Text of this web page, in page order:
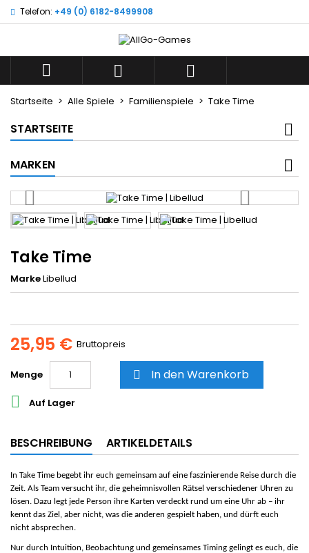
Telefon: +49 (0) 6182-8499908
  
Startseite Alle Spiele Familienspiele Take Time
STARTSEITE
MARKEN
Take Time
MarkeLibellud
25,95 € Bruttopreis
Menge  In den Warenkorb
 Auf Lager
BESCHREIBUNG ARTIKELDETAILS
In Take Time begebt ihr euch gemeinsam auf eine faszinierende Reise durch die
Zeit. Als Team versucht ihr, die geheimnisvollen Rätsel verschiedener Uhren zu
lösen. Dazu legt jede Person ihre Karten verdeckt rund um eine Uhr ab – ihr
kennt das Ziel, aber nicht, was die anderen gespielt haben, und dürft euch
nicht absprechen.
Nur durch Intuition, Beobachtung und gemeinsames Timing gelingt es euch, die
Wunschliste ×
add_circle_outline
Neue Liste anlegen
((title)) ×
((label))
Anmelden ×
Sie müssen angemeldet sein, um Artikel Ihrer
Wunschliste hinzufügen zu können.